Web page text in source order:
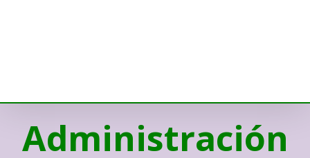
Administración